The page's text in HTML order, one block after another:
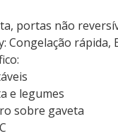
portas não
Congelação
e legumes
sobre gaveta